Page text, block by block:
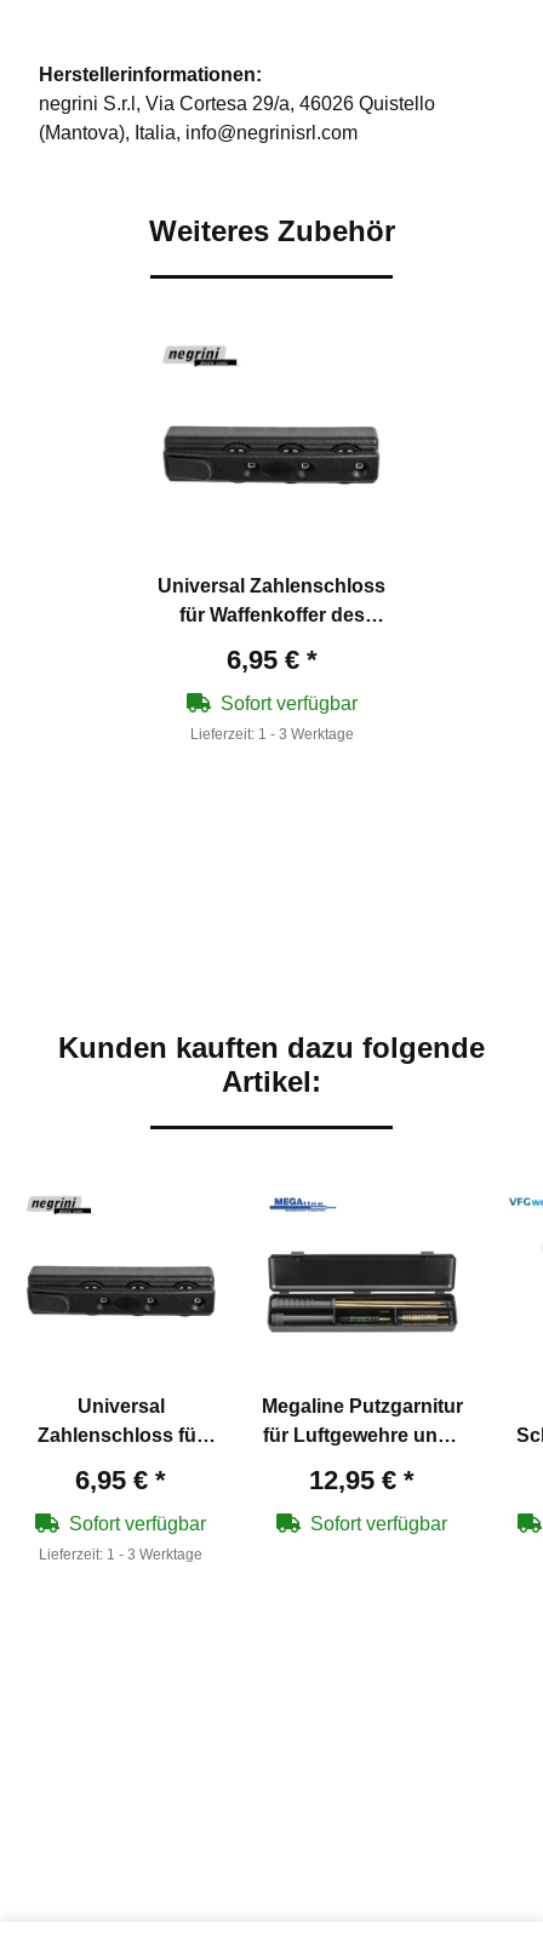
Herstellerinformationen:
negrini S.r.l, Via Cortesa 29/a, 46026 Quistello
(Mantova), Italia, info@negrinisrl.com
Weiteres Zubehör
Universal Zahlenschloss
für Waffenkoffer des
6,95 € *
Sofort verfügbar
Lieferzeit: 1 - 3 Werktage
Kunden kauften dazu folgende
Artikel:
Universal
Zahlenschloss für
Types SEC Schwarz
6,95 € *
Sofort verfügbar
Lieferzeit: 1 - 3 Werktage
Megaline Putzgarnitur
für Luftgewehre und -
12,95 € *
Sofort verfügbar